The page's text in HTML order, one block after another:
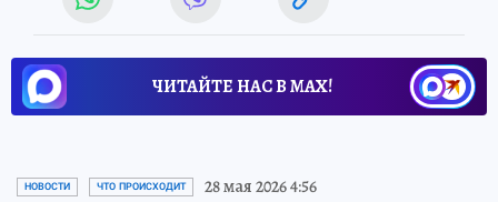
ЧИТАЙТЕ НАС В МАХ!
НОВОСТИ ЧТО ПРОИСХОДИТ 28 мая 2026 4:56